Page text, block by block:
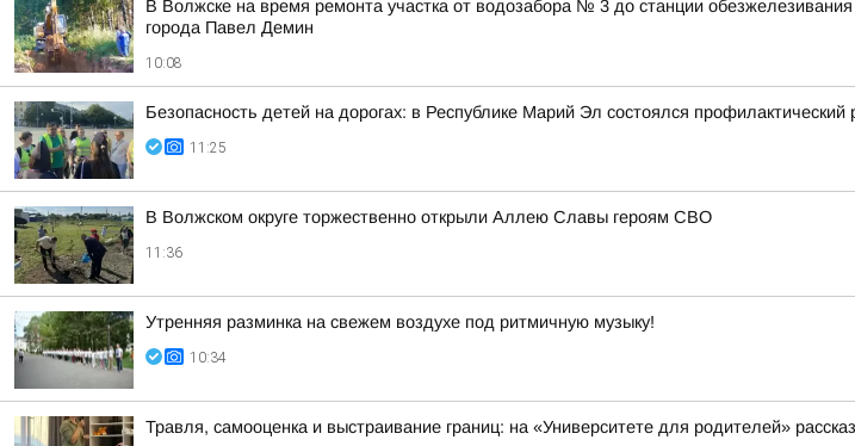
В Волжске на время ремонта участка от водозабора № 3 до станции
города Павел Демин
10:08
Безопасность детей на дорогах: в Республике Марий Эл состоялся профилактический
11:25
В Волжском округе торжественно открыли Аллею Славы героям СВО
11:36
Утренняя разминка на свежем воздухе под ритмичную музыку!
10:34
Травля, самооценка и выстраивание границ: на «Университете для родителей»